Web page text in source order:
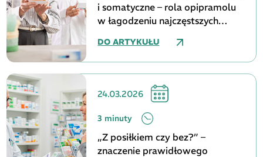
i somatyczne – rola opipramolu
w łagodzeniu najczęstszych
DO ARTYKUŁU
24.03.2026
3 minuty
„Z posiłkiem czy bez?” –
znaczenie prawidłowego